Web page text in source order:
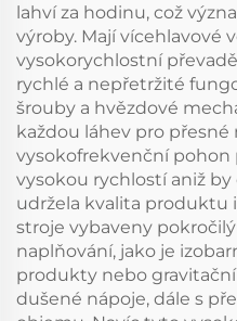
lahví za hodinu, což
výroby. Mají vícehlavové
vysokorychlostní
rychlé a nepřetržité
šrouby a hvězdové
každou láhev pro
vysokofrekvenční pohon
vysokou rychlostí aniž
udržela kvalita produktu
stroje vybaveny
naplňování, jako je
produkty nebo
dušené nápoje, dále s